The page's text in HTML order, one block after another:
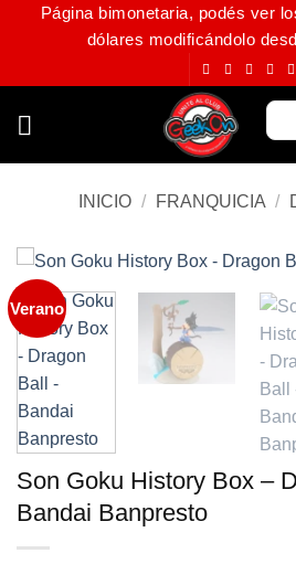
SaltarPágina bimonetaria, podés ver
dólares modificándolo
INICIO / FRANQUICIA /
Verano
Son Goku History Box –
Bandai Banpresto